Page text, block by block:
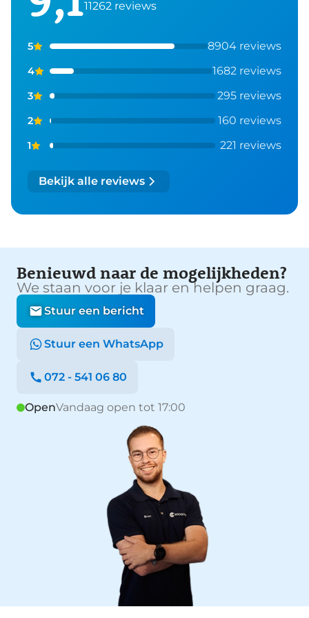
11262 reviews
5 8904 reviews
4 1682 reviews
3 295 reviews
2 160 reviews
1 221 reviews
Bekijk alle reviews
Benieuwd naar de mogelijkheden?
We staan voor je klaar en helpen graag.
Stuur een bericht
Stuur een WhatsApp
072 - 541 06 80
OpenVandaag open tot 17:00